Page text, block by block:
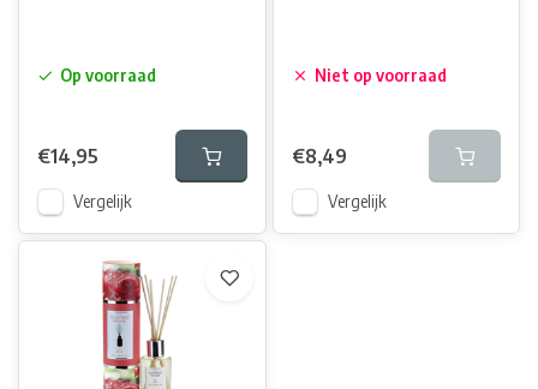
Op voorraad
€14,95
Vergelijk
Niet op voorraad
€8,49
Vergelijk